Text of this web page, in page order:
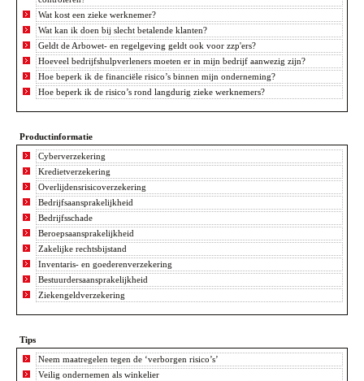
Wat kost een zieke werknemer?
Wat kan ik doen bij slecht betalende klanten?
Geldt de Arbowet- en regelgeving geldt ook voor zzp'ers?
Hoeveel bedrijfshulpverleners moeten er in mijn bedrijf aanwezig zijn?
Hoe beperk ik de financiële risico’s binnen mijn onderneming?
Hoe beperk ik de risico’s rond langdurig zieke werknemers?
Productinformatie
Cyberverzekering
Kredietverzekering
Overlijdensrisicoverzekering
Bedrijfsaansprakelijkheid
Bedrijfsschade
Beroepsaansprakelijkheid
Zakelijke rechtsbijstand
Inventaris- en goederenverzekering
Bestuurdersaansprakelijkheid
Ziekengeldverzekering
Tips
Neem maatregelen tegen de ‘verborgen risico’s’
Veilig ondernemen als winkelier